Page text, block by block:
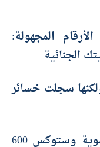
المجهولة:
الجنائية
سجلت خسائر